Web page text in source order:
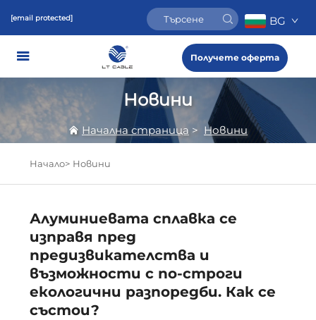
[email protected] BG
Получете оферта
Новини
Начална страница > Новини
Начало> Новини
Алуминиевата сплавка се
изправя пред
предизвикателства и
възможности с по-строги
екологични разпоредби. Как се
състои?